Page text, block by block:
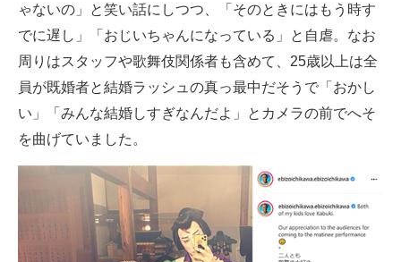
ゃないの」と笑い話にしつつ、「そのときにはもう時す
でに遅し」「おじいちゃんになっている」と自虐。なお
周りはスタッフや歌舞伎関係者も含めて、25歳以上は全
員が既婚者と結婚ラッシュの真っ最中だそうで「おかし
い」「みんな結婚しすぎなんだよ」とカメラの前でへそ
を曲げていました。